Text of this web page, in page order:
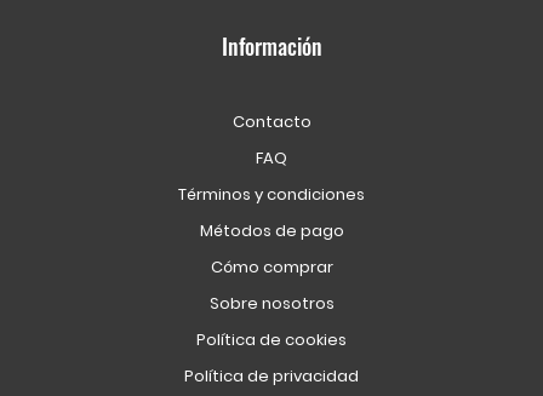
Información
Contacto
FAQ
Términos y condiciones
Métodos de pago
Cómo comprar
Sobre nosotros
Política de cookies
Política de privacidad